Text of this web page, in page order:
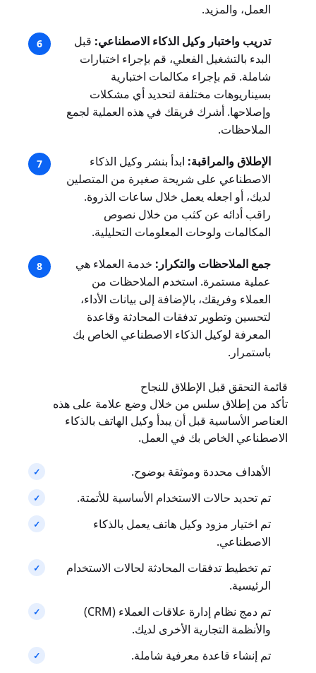
العمل، والمزيد.
تدريب واختبار وكيل الذكاء الاصطناعي: قبل
البدء بالتشغيل الفعلي، قم بإجراء اختبارات
شاملة. قم بإجراء مكالمات اختبارية
بسيناريوهات مختلفة لتحديد أي مشكلات
وإصلاحها. أشرك فريقك في هذه العملية لجمع
الملاحظات.
الإطلاق والمراقبة: ابدأ بنشر وكيل الذكاء
الاصطناعي على شريحة صغيرة من المتصلين
لديك، أو اجعله يعمل خلال ساعات الذروة.
راقب أدائه عن كثب من خلال نصوص
المكالمات ولوحات المعلومات التحليلية.
جمع الملاحظات والتكرار: خدمة العملاء هي
عملية مستمرة. استخدم الملاحظات من
العملاء وفريقك، بالإضافة إلى بيانات الأداء،
لتحسين وتطوير تدفقات المحادثة وقاعدة
المعرفة لوكيل الذكاء الاصطناعي الخاص بك
باستمرار.
قائمة التحقق قبل الإطلاق للنجاح
تأكد من إطلاق سلس من خلال وضع علامة على هذه
العناصر الأساسية قبل أن يبدأ وكيل الهاتف بالذكاء
الاصطناعي الخاص بك في العمل.
الأهداف محددة وموثقة بوضوح.
تم تحديد حالات الاستخدام الأساسية للأتمتة.
تم اختيار مزود وكيل هاتف يعمل بالذكاء
الاصطناعي.
تم تخطيط تدفقات المحادثة لحالات الاستخدام
الرئيسية.
تم دمج نظام إدارة علاقات العملاء (CRM)
والأنظمة التجارية الأخرى لديك.
تم إنشاء قاعدة معرفية شاملة.